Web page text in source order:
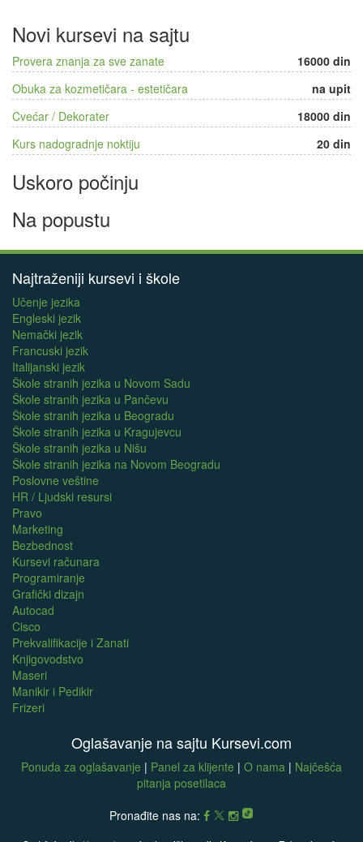
Novi kursevi na sajtu
16000 din
Provera znanja za sve zanate
na upit
Obuka za kozmetičara - estetičara
18000 din
Cvećar / Dekorater
20 din
Kurs nadogradnje noktiju
Uskoro počinju
Na popustu
Najtraženiji kursevi i škole
Učenje jezika
Engleski jezik
Nemački jezik
Francuski jezik
Italijanski jezik
Škole stranih jezika u Novom Sadu
Škole stranih jezika u Pančevu
Škole stranih jezika u Beogradu
Škole stranih jezika u Kragujevcu
Škole stranih jezika u Nišu
Škole stranih jezika na Novom Beogradu
Poslovne veštine
HR / Ljudski resursi
Pravo
Marketing
Bezbednost
Kursevi računara
Programiranje
Grafički dizajn
Autocad
Cisco
Prekvalifikacije i Zanati
Knjigovodstvo
Maseri
Manikir i Pedikir
Frizeri
Oglašavanje na sajtu Kursevi.com
Ponuda za oglašavanje | Panel za klijente | O nama | Najčešća
pitanja posetilaca
Pronađite nas na: